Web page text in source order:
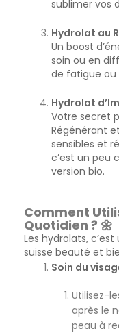
sublimer vos
Hydrolat au
Un boost
soin ou en
de fatigue ou
Hydrolat
Votre secret
Régénérant
sensibles et
c’est un peu
version bio.
Comment
Quotidien ? 🌼
Les hydrolats,
suisse beauté et
Soin du
Utilisez-
après le
peau à